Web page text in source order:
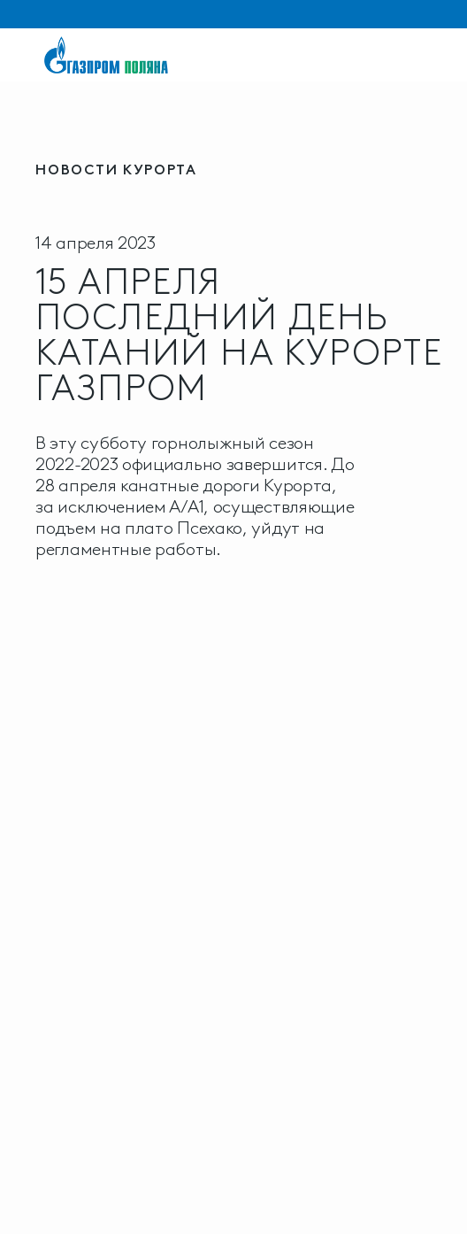
НОВОСТИ КУРОРТА
14 апреля 2023
15 АПРЕЛЯ
ПОСЛЕДНИЙ ДЕНЬ
КАТАНИЙ НА КУРОРТЕ
ГАЗПРОМ
В эту субботу горнолыжный сезон
2022-2023 официально завершится. До
28 апреля канатные дороги Курорта,
за исключением А/А1, осуществляющие
подъем на плато Псехако, уйдут на
регламентные работы.